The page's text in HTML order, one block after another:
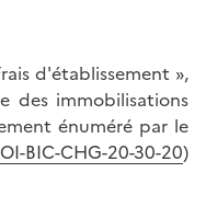
d'établissement »,
des immobilisations
énuméré par le
BIC-CHG-20-30-20)